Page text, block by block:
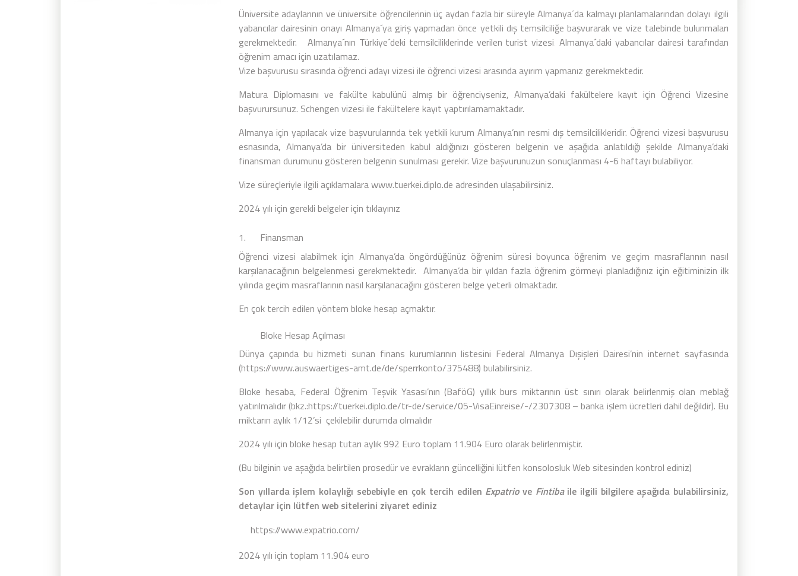
Üniversite adaylarının ve üniversite öğrencilerinin üç aydan fazla bir süreyle Almanya´da kalmayı planlamalarından dolayı‚ ilgili
yabancılar dairesinin onayı Almanya´ya giriş yapmadan önce yetkili dış temsilciliğe başvurarak ve vize talebinde bulunmaları
gerekmektedir. Almanya´nın Türkiye´deki temsilciliklerinde verilen turist vizesi‚ Almanya´daki yabancılar dairesi tarafından
öğrenim amacı için uzatılamaz.
Vize başvurusu sırasında öğrenci adayı vizesi ile öğrenci vizesi arasında ayırım yapmanız gerekmektedir.
Matura Diplomasını ve fakülte kabulünü almış bir öğrenciyseniz, Almanya’daki fakültelere kayıt için Öğrenci Vizesine
başvurursunuz. Schengen vizesi ile fakültelere kayıt yaptırılamamaktadır.
Almanya için yapılacak vize başvurularında tek yetkili kurum Almanya’nın resmi dış temsilcilikleridir. Öğrenci vizesi başvurusu
esnasında, Almanya’da bir üniversiteden kabul aldığınızı gösteren belgenin ve aşağıda anlatıldığı şekilde Almanya’daki
finansman durumunu gösteren belgenin sunulması gerekir. Vize başvurunuzun sonuçlanması 4-6 haftayı bulabiliyor.
Vize süreçleriyle ilgili açıklamalarawww.tuerkei.diplo.de adresinden ulaşabilirsiniz.
2024 yılı için gerekli belgeler için tıklayınız
1. Finansman
Öğrenci vizesi alabilmek için Almanya’da öngördüğünüz öğrenim süresi boyunca öğrenim ve geçim masraflarının nasıl
karşılanacağının belgelenmesi gerekmektedir. Almanya’da bir yıldan fazla öğrenim görmeyi planladığınız için eğitiminizin ilk
yılında geçim masraflarının nasıl karşılanacağını gösteren belge yeterli olmaktadır.
En çok tercih edilen yöntem bloke hesap açmaktır.
Bloke Hesap Açılması
Dünya çapında bu hizmeti sunan finans kurumlarının listesini Federal Almanya Dışişleri Dairesi’nin internet sayfasında
(https://www.auswaertiges-amt.de/de/sperrkonto/375488) bulabilirsiniz.
Bloke hesaba, Federal Öğrenim Teşvik Yasası’nın (BaföG) yıllık burs miktarının üst sınırı olarak belirlenmiş olan meblağ
yatırılmalıdır (bkz.:https://tuerkei.diplo.de/tr-de/service/05-VisaEinreise/-/2307308 – banka işlem ücretleri dahil değildir). Bu
miktarın aylık 1/12’si çekilebilir durumda olmalıdır
2024 yılı için bloke hesap tutarı aylık 992 Euro toplam 11.904 Euro olarak belirlenmiştir.
(Bu bilginin ve aşağıda belirtilen prosedür ve evrakların güncelliğini lütfen konsolosluk Web sitesinden kontrol ediniz)
Son yıllarda işlem kolaylığı sebebiyle en çok tercih edilen Expatriove Fintibaile ilgili bilgilere aşağıda bulabilirsiniz,
detaylar için lütfen web sitelerini ziyaret ediniz
https://www.expatrio.com/
2024 yılı için toplam 11.904 euro